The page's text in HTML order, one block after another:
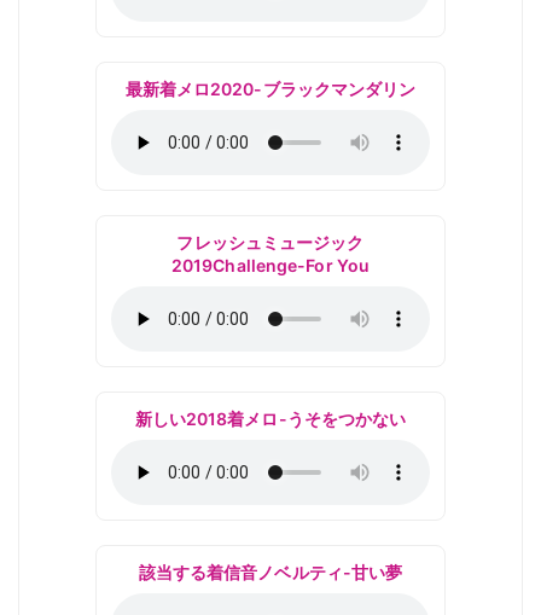
最新着メロ2020-ブラックマンダリン
フレッシュミュージック
2019Challenge-For You
新しい2018着メロ-うそをつかない
該当する着信音ノベルティ-甘い夢